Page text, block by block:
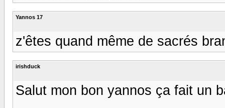
Yannos 17
z'êtes quand même de sacrés
irishduck
Salut mon bon yannos ça fait un